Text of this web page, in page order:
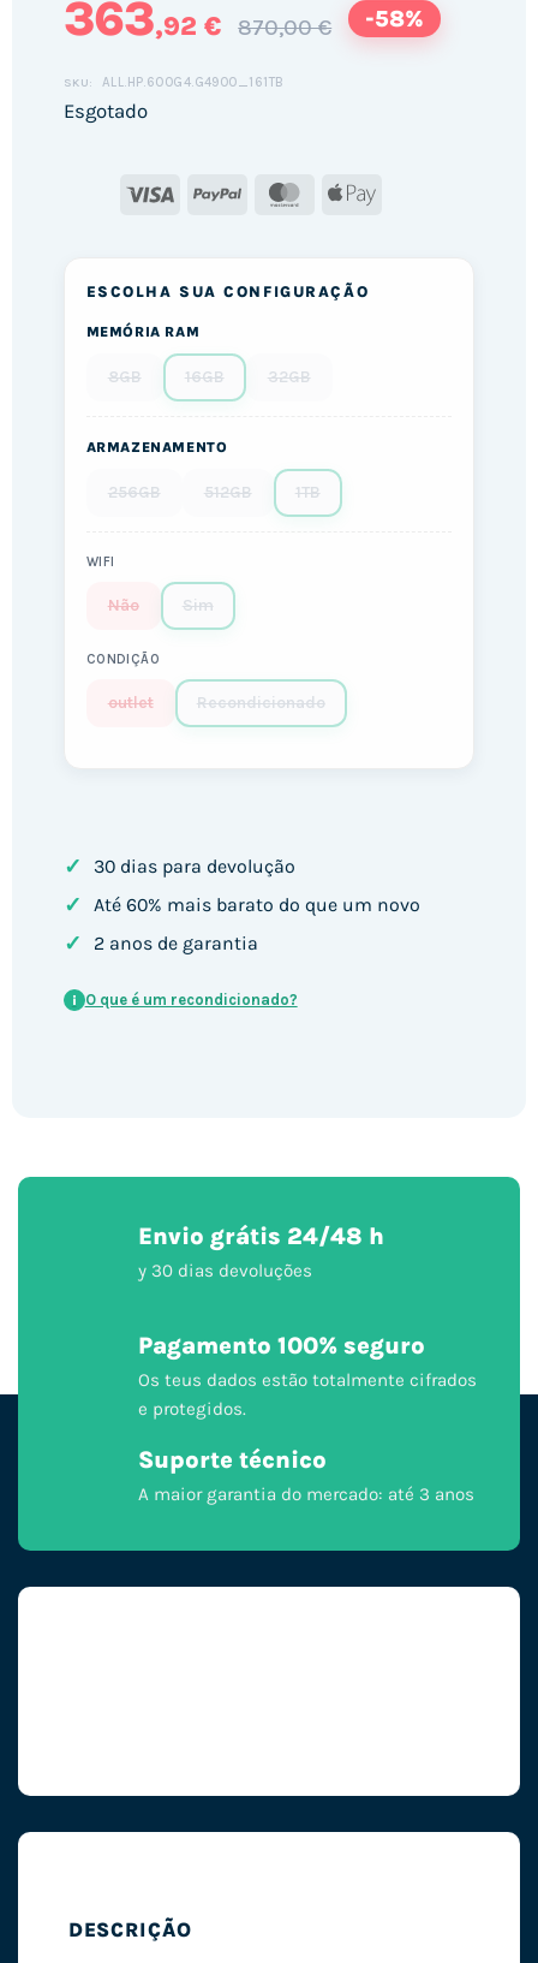
363,92 € 870,00 € -58%
SKU: ALL.HP.600G4.G4900_161TB
Esgotado
Visa PayPal MasterCard
Apple
ESCOLHA SUA CONFIGURAÇÃO
MEMÓRIA RAM
8GB 16GB 32GB
ARMAZENAMENTO
256GB 512GB 1TB
WIFI
Não Sim
CONDIÇÃO
outlet Recondicionado
✓ 30 dias para devolução
✓ Até 60% mais barato do que um novo
✓ 2 anos de garantia
i O que é um recondicionado?
Envio grátis 24/48 h
y 30 dias devoluções
Pagamento 100% seguro
Os teus dados estão totalmente cifrados
e protegidos.
Suporte técnico
A maior garantia do mercado: até 3 anos
DESCRIÇÃO